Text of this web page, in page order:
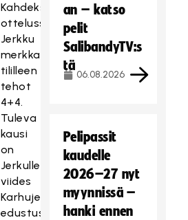
Kahdeksassa
ottelussa
Jerkku
merkkautti
tililleen
tehot
4+4.
Tuleva
kausi
on
Jerkulle
viides
Karhujen
edustusjoukkueessa.
an – katso
pelit
SalibandyTV:s
tä
06.08.2026
Pelipassit
kaudelle
2026–27 nyt
myynnissä –
hanki ennen